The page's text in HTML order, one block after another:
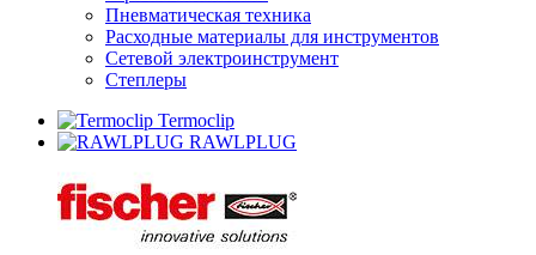
Пневматическая техника
Расходные материалы для инструментов
Сетевой электроинструмент
Степлеры
Termoclip
RAWLPLUG